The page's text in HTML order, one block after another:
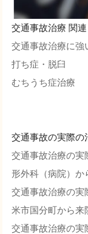
交通事故治療 関
交通事故治療に
打ち症・脱臼
むちうち症治療
交通事故の実際の
交通事故治療の実
形外科（病院）か
交通事故治療の実
米市国分町から来
交通事故治療の実